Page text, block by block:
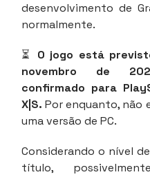
desenvolvimento de
normalmente.
⏳ O jogo está
novembro de
confirmado para
X|S. Por enquanto, não
uma versão de PC.
Considerando o nível
título,